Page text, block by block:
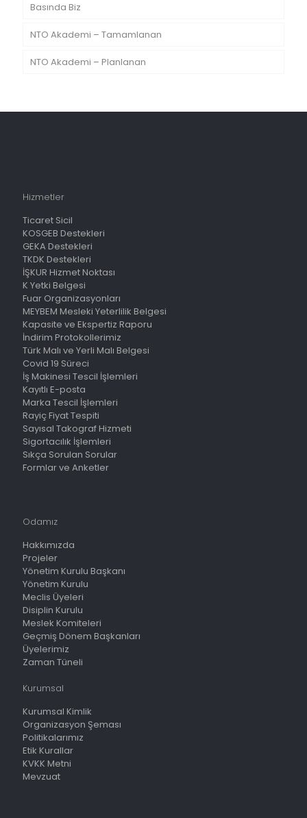
Basında Biz
NTO Akademi – Tamamlanan
NTO Akademi – Planlanan
Hizmetler
Ticaret Sicil
KOSGEB Destekleri
GEKA Destekleri
TKDK Destekleri
İŞKUR Hizmet Noktası
K Yetki Belgesi
Fuar Organizasyonları
MEYBEM Mesleki Yeterlilik Belgesi
Kapasite ve Ekspertiz Raporu
İndirim Protokollerimiz
Türk Malı ve Yerli Malı Belgesi
Covid 19 Süreci
İş Makinesi Tescil İşlemleri
Kayıtlı E-posta
Marka Tescil İşlemleri
Rayiç Fiyat Tespiti
Sayısal Takograf Hizmeti
Sigortacılık İşlemleri
Sıkça Sorulan Sorular
Formlar ve Anketler
Odamız
Hakkımızda
Projeler
Yönetim Kurulu Başkanı
Yönetim Kurulu
Meclis Üyeleri
Disiplin Kurulu
Meslek Komiteleri
Geçmiş Dönem Başkanları
Üyelerimiz
Zaman Tüneli
Kurumsal
Kurumsal Kimlik
Organizasyon Şeması
Politikalarımız
Etik Kurallar
KVKK Metni
Mevzuat